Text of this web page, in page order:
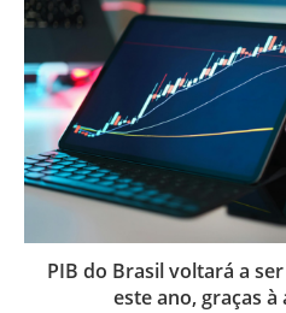
PIB do Brasil voltará a
este ano, graças